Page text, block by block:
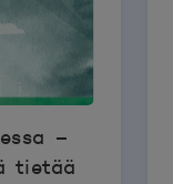
–
tietää